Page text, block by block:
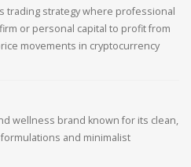
trading strategy where professional
or personal capital to profit from
movements in cryptocurrency
wellness brand known for its clean,
and minimalist